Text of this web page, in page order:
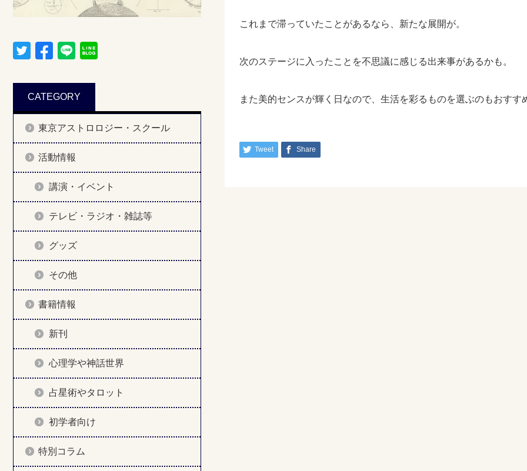
これまで滞っていたことがあるなら、新たな展開が。
次のステージに入ったことを不思議に感じる出来事があるかも。
また美的センスが輝く日なので、生活を彩るものを選ぶのもおすす
Tweet Share
CATEGORY
東京アストロロジー・スクール
活動情報
講演・イベント
テレビ・ラジオ・雑誌等
グッズ
その他
書籍情報
新刊
心理学や神話世界
占星術やタロット
初学者向け
特別コラム